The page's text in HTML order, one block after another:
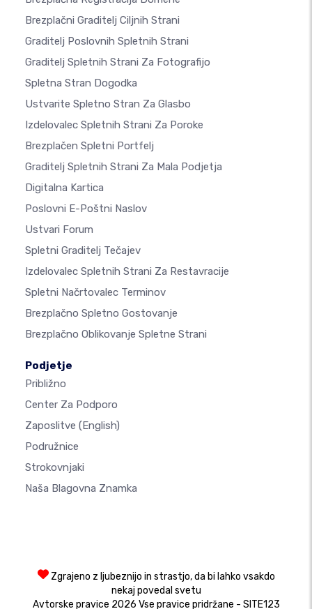
Brezplačni Graditelj Ciljnih Strani
Graditelj Poslovnih Spletnih Strani
Graditelj Spletnih Strani Za Fotografijo
Spletna Stran Dogodka
Ustvarite Spletno Stran Za Glasbo
Izdelovalec Spletnih Strani Za Poroke
Brezplačen Spletni Portfelj
Graditelj Spletnih Strani Za Mala Podjetja
Digitalna Kartica
Poslovni E-Poštni Naslov
Ustvari Forum
Spletni Graditelj Tečajev
Izdelovalec Spletnih Strani Za Restavracije
Spletni Načrtovalec Terminov
Brezplačno Spletno Gostovanje
Brezplačno Oblikovanje Spletne Strani
Podjetje
Približno
Center Za Podporo
Zaposlitve (English)
Podružnice
Strokovnjaki
Naša Blagovna Znamka
Zgrajeno z ljubeznijo in strastjo, da bi lahko vsakdo
nekaj povedal svetu
Avtorske pravice 2026 Vse pravice pridržane - SITE123